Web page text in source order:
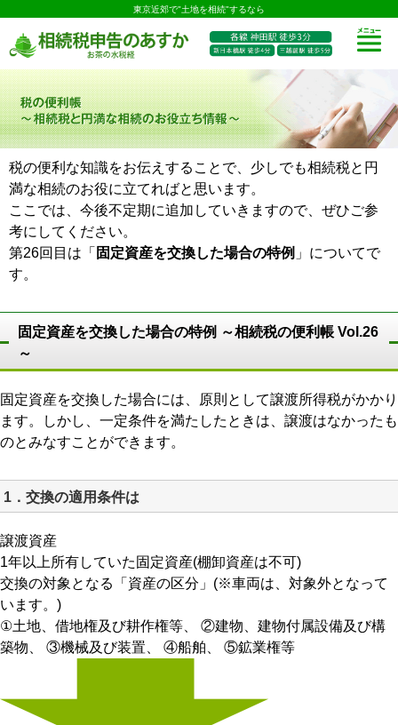
東京近郊で"土地を相続"するなら
税の便利な知識をお伝えすることで、少しでも相続税と円
満な相続のお役に立てればと思います。
ここでは、今後不定期に追加していきますので、ぜひご参
考にしてください。
第26回目は「 固定資産を交換した場合の特例 」についてで
す。
固定資産を交換した場合の特例 ～相続税の便利帳 Vol.26
～
固定資産を交換した場合には、原則として譲渡所得税がかかり
ます。しかし、一定条件を満たしたときは、譲渡はなかったも
のとみなすことができます。
1．交換の適用条件は
譲渡資産
1年以上所有していた固定資産(棚卸資産は不可)
交換の対象となる「資産の区分」(※車両は、対象外となって
います。)
①土地、借地権及び耕作権等、 ②建物、建物付属設備及び構
築物、 ③機械及び装置、 ④船舶、 ⑤鉱業権等